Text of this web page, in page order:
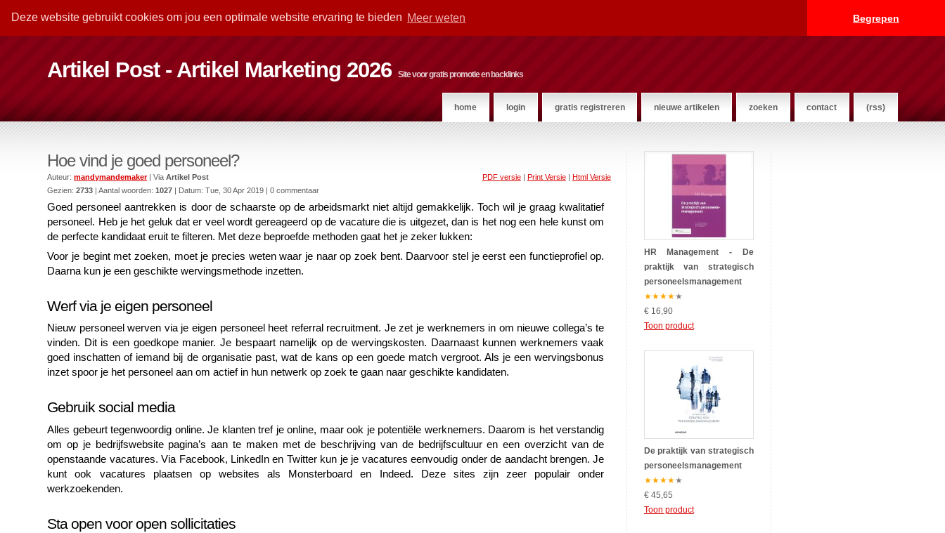
Deze website gebruikt cookies om jou een optimale website ervaring te bieden Meer weten Begrepen
Artikel Post - Artikel Marketing 2026 Site voor gratis promotie en backlinks
home login gratis registreren nieuwe artikelen zoeken contact (rss)
Hoe vind je goed personeel?
PDF versie| Print Versie| Html Versie
Auteur:mandymandemaker| ViaArtikel Post
Gezien:2733 | Aantal woorden:1027 | Datum:Tue, 30 Apr 2019 | 0 commentaar
Goed personeel aantrekken is door de schaarste op de arbeidsmarkt niet altijd gemakkelijk. Toch wil je graag kwalitatief
personeel. Heb je het geluk dat er veel wordt gereageerd op de vacature die is uitgezet, dan is het nog een hele kunst om
de perfecte kandidaat eruit te filteren. Met deze beproefde methoden gaat het je zeker lukken:
Voor je begint met zoeken, moet je precies weten waar je naar op zoek bent. Daarvoor stel je eerst een functieprofiel op.
Daarna kun je een geschikte wervingsmethode inzetten.
Werf via je eigen personeel
Nieuw personeel werven via je eigen personeel heet referral recruitment. Je zet je werknemers in om nieuwe collega’s te
vinden. Dit is een goedkope manier. Je bespaart namelijk op de wervingskosten. Daarnaast kunnen werknemers vaak
goed inschatten of iemand bij de organisatie past, wat de kans op een goede match vergroot. Als je een wervingsbonus
inzet spoor je het personeel aan om actief in hun netwerk op zoek te gaan naar geschikte kandidaten.
Gebruik social media
Alles gebeurt tegenwoordig online. Je klanten tref je online, maar ook je potentiële werknemers. Daarom is het verstandig
om op je bedrijfswebsite pagina’s aan te maken met de beschrijving van de bedrijfscultuur en een overzicht van de
openstaande vacatures. Via Facebook, LinkedIn en Twitter kun je je vacatures eenvoudig onder de aandacht brengen. Je
kunt ook vacatures plaatsen op websites als Monsterboard en Indeed. Deze sites zijn zeer populair onder
werkzoekenden.
Sta open voor open sollicitaties
HR Management - De
praktijk van strategisch
personeelsmanagement
★★★★★
€ 16,90
Toon product
De praktijk van strategisch
personeelsmanagement
★★★★★
€ 45,65
Toon product